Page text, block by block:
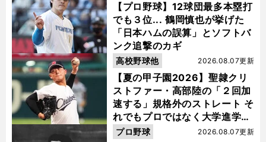
【プロ野球】12球団最多本塁打
でも３位... 鶴岡慎也が挙げた
「日本ハムの誤算」とソフトバ
ンク追撃のカギ
【夏の甲子園2026】聖隷クリ
ストファー・高部陸の「２回加
速する」規格外のストレート そ
れでもプロではなく大学進学を
選ぶ理由
2026.08.07更新
高校野球他
2026.08.07更新
プロ野球